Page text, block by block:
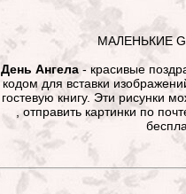
МАЛЕНЬКИЕ
День Ангела - красивые
кодом для вставки
гостевую книгу. Эти рисунки
, отправить картинки по